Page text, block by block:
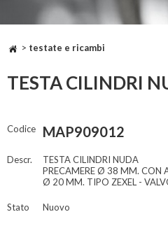
> testate e ricambi
TESTA CILINDRI
Codice MAP909012
Descr.
TESTA CILINDRI NUDA
PRECAMERE Ø 38 MM. CON
Ø 20 MM. TIPO ZEXEL -
Stato Nuovo